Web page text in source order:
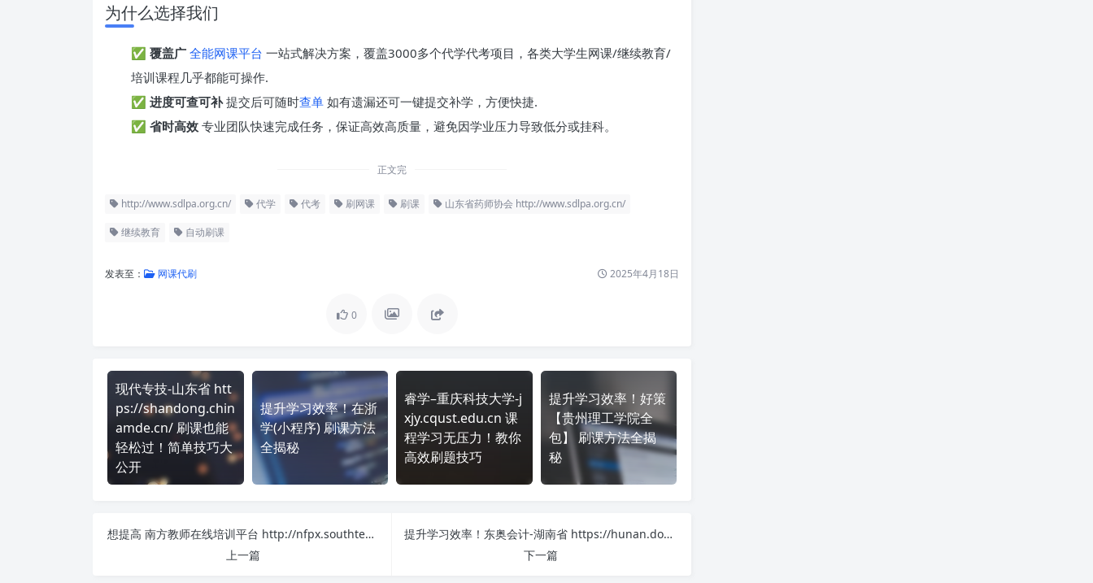
为什么选择我们
✅ 覆盖广 全能网课平台 一站式解决方案，覆盖3000多个代学代考项目，各类大学生网课/继续教育/
培训课程几乎都能可操作.
✅ 进度可查可补提交后可随时查单 如有遗漏还可一键提交补学，方便快捷.
✅ 省时高效 专业团队快速完成任务，保证高效高质量，避免因学业压力导致低分或挂科。
正文完
http://www.sdlpa.org.cn/ 代学 代考 刷网课 刷课 山东省药师协会 http://www.sdlpa.org.cn/
继续教育 自动刷课
发表至： 网课代刷 2025年4月18日
0
现代专技-山东省 htt
ps://shandong.chin
amde.cn/ 刷课也能
轻松过！简单技巧大
公开
提升学习效率！在浙
学(小程序) 刷课方法
全揭秘
睿学–重庆科技大学-j
xjy.cqust.edu.cn 课
程学习无压力！教你
高效刷题技巧
提升学习效率！好策
【贵州理工学院全
包】 刷课方法全揭
秘
想提高 南方教师在线培训平台 http://nfpx.southteacher.com/ 刷课效率？看看这些实用技巧
上一篇
提升学习效率！东奥会计-湖南省 https://hunan.dongao.cn 刷课方法全揭秘
下一篇